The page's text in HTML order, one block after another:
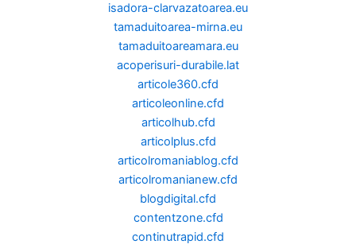
isadora-clarvazatoarea.eu
tamaduitoarea-mirna.eu
tamaduitoareamara.eu
acoperisuri-durabile.lat
articole360.cfd
articoleonline.cfd
articolhub.cfd
articolplus.cfd
articolromaniablog.cfd
articolromanianew.cfd
blogdigital.cfd
contentzone.cfd
continutrapid.cfd